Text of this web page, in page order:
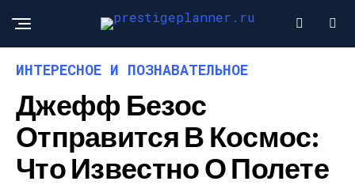
ИНТЕРЕСНОЕ И ПОЗНАВАТЕЛЬНОЕ
Джефф Безос
Отправится В Космос:
Что Известно О Полете